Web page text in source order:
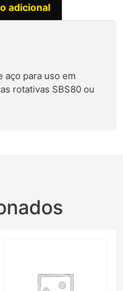
adicional
aço para uso em
rotativas SBS80 ou